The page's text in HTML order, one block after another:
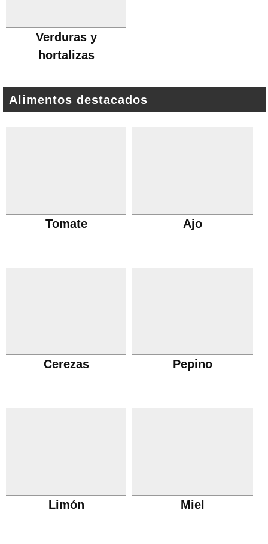
Verduras y
hortalizas
Alimentos destacados
Tomate Ajo
Cerezas Pepino
Limón Miel